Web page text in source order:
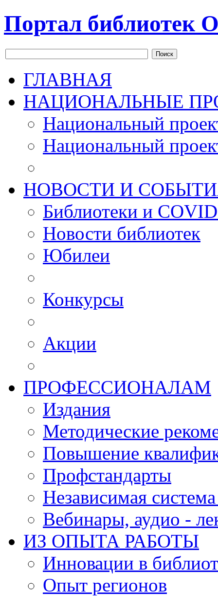
Портал библиотек
Поиск
ГЛАВНАЯ
НАЦИОНАЛЬНЫЕ
Национальный
Национальный
НОВОСТИ И
Библиотеки и
Новости библиотек
Юбилеи
Конкурсы
Акции
ПРОФЕССИОНАЛАМ
Издания
Методические
Повышение
Профстандарты
Независимая
Вебинары, аудио -
ИЗ ОПЫТА РАБОТЫ
Инновации в
Опыт регионов